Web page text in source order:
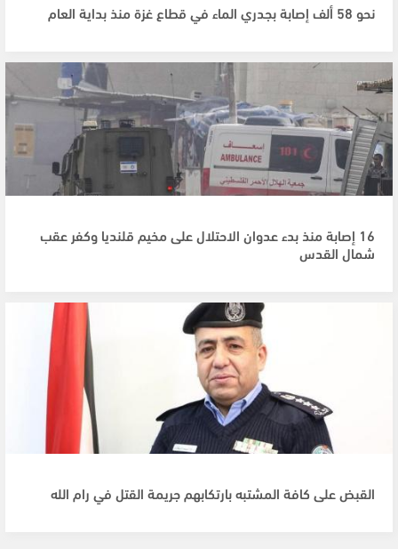
نحو 58 ألف إصابة بجدري الماء في قطاع غزة منذ بداية العام
16 إصابة منذ بدء عدوان الاحتلال على مخيم قلنديا وكفر عقب
شمال القدس
القبض على كافة المشتبه بارتكابهم جريمة القتل في رام الله